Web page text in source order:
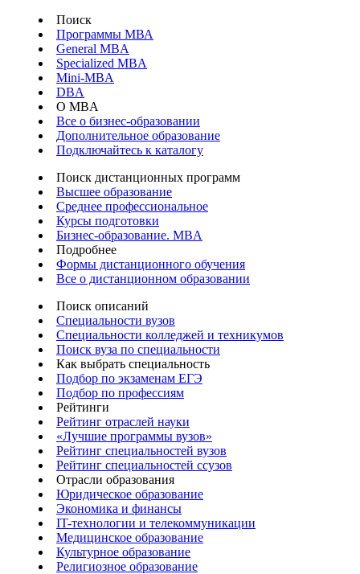
Поиск
Программы МВА
General MBA
Specialized MBA
Mini-MBA
DBA
О MBA
Все о бизнес-образовании
Дополнительное образование
Подключайтесь к каталогу
Поиск дистанционных программ
Высшее образование
Среднее профессиональное
Курсы подготовки
Бизнес-образование. MBA
Подробнее
Формы дистанционного обучения
Все о дистанционном образовании
Поиск описаний
Специальности вузов
Специальности колледжей и техникумов
Поиск вуза по специальности
Как выбрать специальность
Подбор по экзаменам ЕГЭ
Подбор по профессиям
Рейтинги
Рейтинг отраслей науки
«Лучшие программы вузов»
Рейтинг специальностей вузов
Рейтинг специальностей ссузов
Отрасли образования
Юридическое образование
Экономика и финансы
IT-технологии и телекоммуникации
Медицинское образование
Культурное образование
Религиозное образование